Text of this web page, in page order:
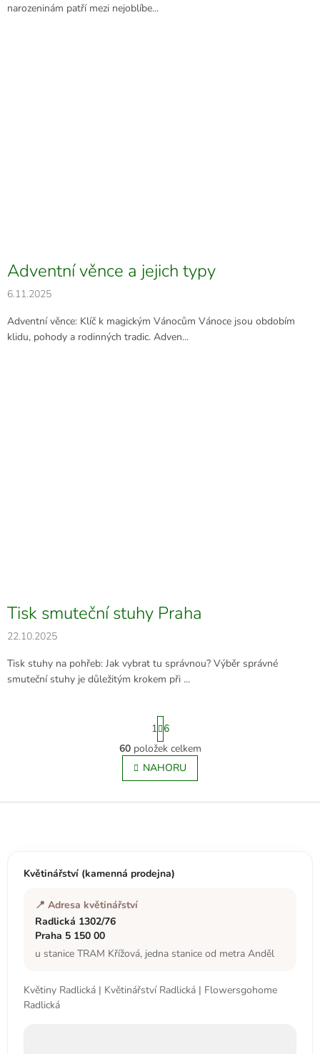
narozeninám patří mezi nejoblíbe...
Adventní věnce a jejich typy
6.11.2025
Adventní věnce: Klíč k magickým Vánocům Vánoce jsou obdobím
klidu, pohody a rodinných tradic. Adven...
Tisk smuteční stuhy Praha
22.10.2025
Tisk stuhy na pohřeb: Jak vybrat tu správnou? Výběr správné
smuteční stuhy je důležitým krokem při ...
O
v
l
d
r
p
s
u
S
t
r
á
n
k
v
1 6
60položek celkem
NAHORU
Z
Květinářství (kamenná prodejna)
📍 Adresa květinářství
Radlická 1302/76
Praha 5 150 00
u stanice TRAM Křížová, jedna stanice od metra Anděl
Květiny Radlická | Květinářství Radlická | Flowersgohome
Radlická